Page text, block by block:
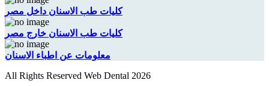
كليات طب الاسنان داخل مصر
كليات طب الاسنان خارج مصر
معلومات عن اطباء الاسنان
All Rights Reserved Web Dental 2026